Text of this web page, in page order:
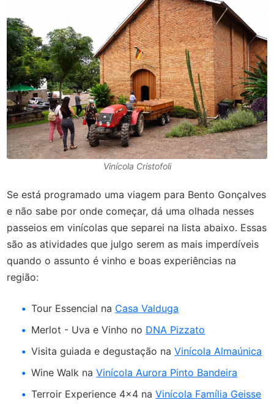
Vinícola Cristofoli
Se está programado uma viagem para Bento Gonçalves
e não sabe por onde começar, dá uma olhada nesses
passeios em vinícolas que separei na lista abaixo. Essas
são as atividades que julgo serem as mais imperdíveis
quando o assunto é vinho e boas experiências na
região:
Tour Essencial na Casa Valduga
Merlot - Uva e Vinho no DNA Pizzato
Visita guiada e degustação naVinícola Almaúnica
Wine Walk naVinícola Aurora Pinto Bandeira
Terroir Experience 4x4 naVinícola Família Geisse